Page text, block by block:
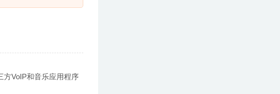
方VoIP和音乐应用程序